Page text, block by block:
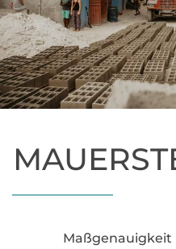
Maßgenauigkeit